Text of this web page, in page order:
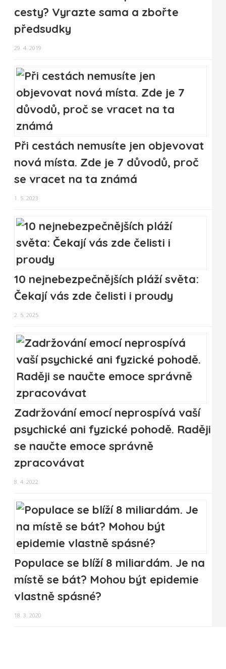
cesty? Vyrazte sama a zbořte
předsudky
29. 4. 2019
Při cestách nemusíte jen objevovat
nová místa. Zde je 7 důvodů, proč
se vracet na ta známá
1. 5. 2023
10 nejnebezpečnějších pláží světa:
Čekají vás zde čelisti i proudy
2. 5. 2025
Zadržování emocí neprospívá vaší
psychické ani fyzické pohodě. Raději
se naučte emoce správně
zpracovávat
8. 4. 2022
Populace se blíží 8 miliardám. Je na
místě se bát? Mohou být epidemie
vlastně spásné?
18. 3. 2020